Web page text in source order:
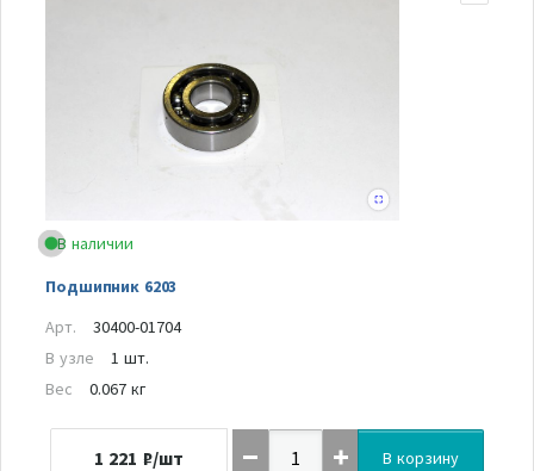
В наличии
Подшипник 6203
Арт.
30400-01704
В узле
1 шт.
Вес
0.067 кг
1 221 ₽/шт В корзину